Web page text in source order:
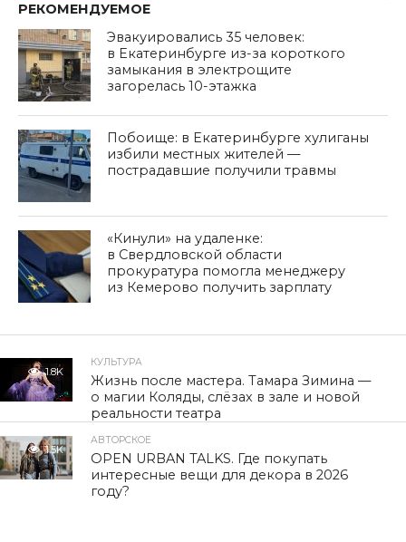
РЕКОМЕНДУЕМОЕ
Эвакуировались 35 человек:
в Екатеринбурге из-за короткого
замыкания в электрощите
загорелась 10-этажка
Побоище: в Екатеринбурге хулиганы
избили местных жителей —
пострадавшие получили травмы
«Кинули» на удаленке:
в Свердловской области
прокуратура помогла менеджеру
из Кемерово получить зарплату
1.8K
КУЛЬТУРА
Жизнь после мастера. Тамара Зимина —
о магии Коляды, слёзах в зале и новой
реальности театра
1.5K
АВТОРСКОЕ
OPEN URBAN TALKS. Где покупать
интересные вещи для декора в 2026
году?